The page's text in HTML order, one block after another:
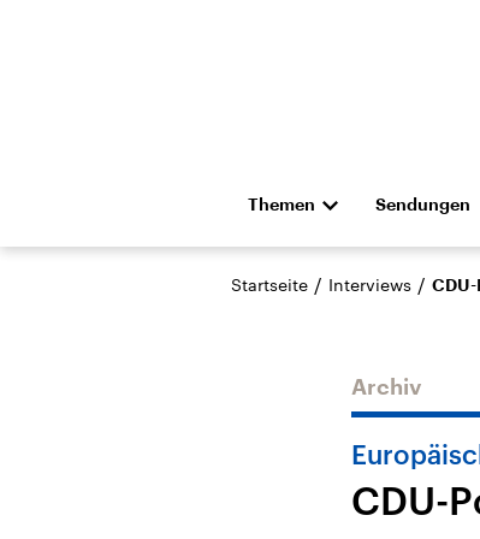
Themen
Die Nachrichten Politik
Hörspiel und Feature
Landtagswahl Sachsen-
Sendungen
Startseite / Interviews /
Archiv
CDU-